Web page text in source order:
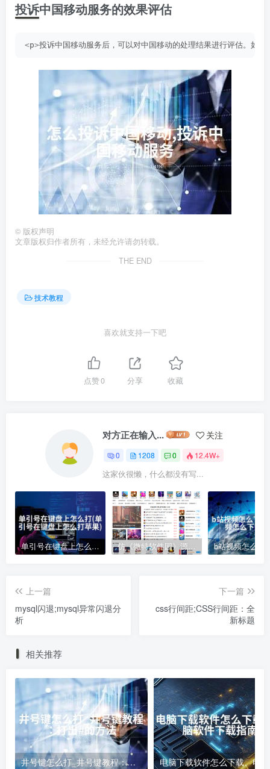
投诉中国移动服务的效果评估
<p>投诉中国移动服务后，可以对中国移动的处理结果进行评估。如
© 版权声明
文章版权归作者所有，未经允许请勿转载。
THE END
技术教程
喜欢就支持一下吧
点赞0 分享 收藏
对方正在输入... 关注
0 1208 0 12.4W+
这家伙很懒，什么都没有写...
单引号在键盘上怎么打(单引号在键盘上怎么打苹果) 仿《微特软件园》源码 手机游戏应用软件下载 帝国cms
上一篇
mysql闪退;mysql异常闪退分
析
下一篇
css行间距;CSS行间距：全
新标题
相关推荐
井号键怎么打_井号键教程：打出#的方法